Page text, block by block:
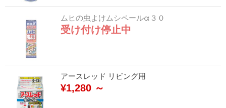
ムヒの虫よけムシペールα３０
受け付け停止中
アースレッド リビング用
¥1,280 ～